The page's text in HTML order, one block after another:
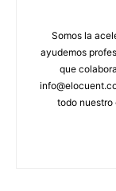
Somos la
ayudemos
que
todo nuestro